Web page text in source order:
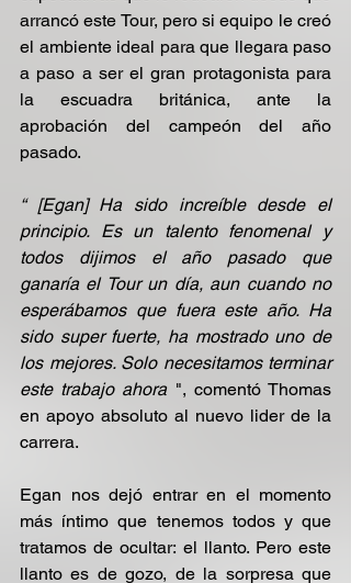
arrancó este Tour, pero si equipo le creó
el ambiente ideal para que llegara paso
a paso a ser el gran protagonista para
la escuadra británica, ante la
aprobación del campeón del año
pasado.
“ [Egan] Ha sido increíble desde el
principio. Es un talento fenomenal y
todos dijimos el año pasado que
ganaría el Tour un día, aun cuando no
esperábamos que fuera este año. Ha
sido super fuerte, ha mostrado uno de
los mejores. Solo necesitamos terminar
este trabajo ahora ", comentó Thomas
en apoyo absoluto al nuevo lider de la
carrera.
Egan nos dejó entrar en el momento
más íntimo que tenemos todos y que
tratamos de ocultar: el llanto. Pero este
llanto es de gozo, de la sorpresa que